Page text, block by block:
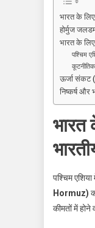
भारत के
होर्मुज
भारत के
पश्चिम
ऊर्जा संकट
निष्कर्ष और
भारत
पश्चिम
Hormuz)
कीमतों में होने